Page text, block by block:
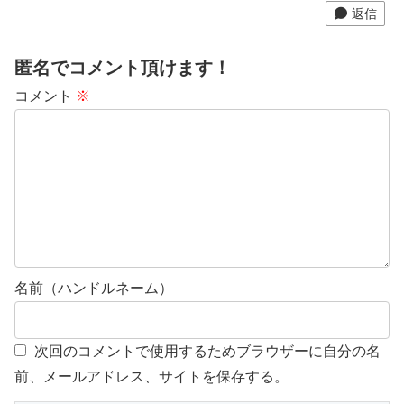
返信
匿名でコメント頂けます！
コメント ※
名前（ハンドルネーム）
次回のコメントで使用するためブラウザーに自分の名
前、メールアドレス、サイトを保存する。